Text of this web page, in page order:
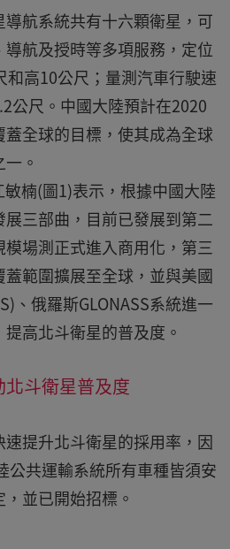
航系統共有十六顆衛星，可
航及授時等多項服務，定位
高10公尺；量測汽車行駛速
公尺。中國大陸預計在2020
全球的目標，使其成為全球
。
楠(圖1)表示，根據中國大陸
三部曲，目前已發展到第二
場測正式進入商用化，第三
範圍擴展至全球，並與美國
、俄羅斯GLONASS系統進一
高北斗衛星的普及度。
斗衛星普及度
提升北斗衛星的採用率，因
公共運輸系統所有車種皆須安
並已開始招標。